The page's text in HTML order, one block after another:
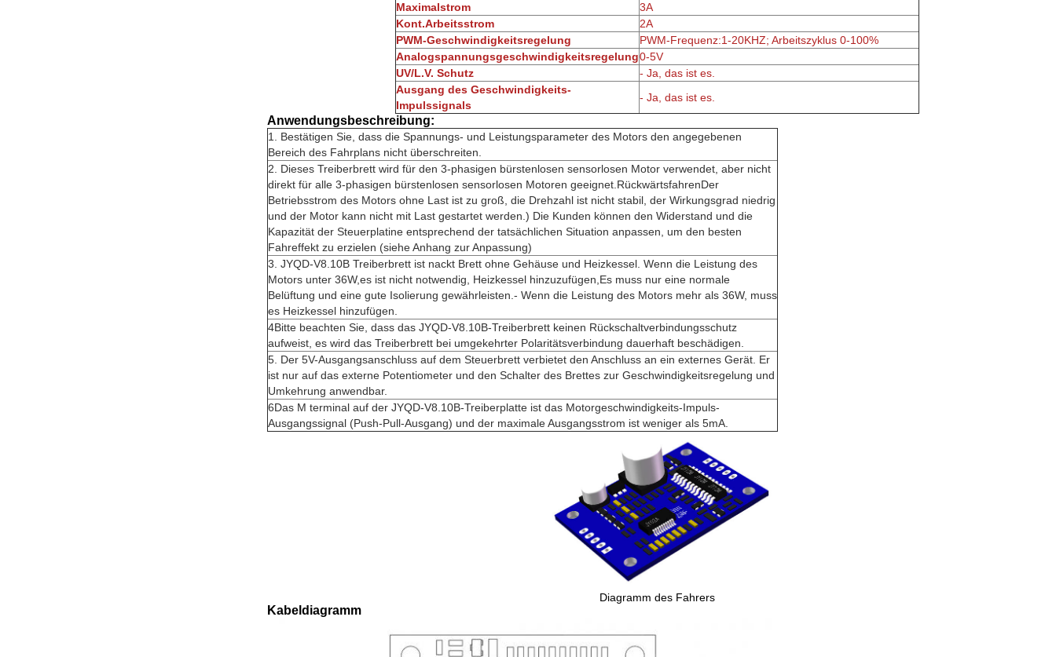
Maximalstrom
3A
Kont.Arbeitsstrom
2A
PWM-Geschwindigkeitsregelung
PWM-Frequenz:1-20KHZ; Arbeitszyklus 0-100%
Analogspannungsgeschwindigkeitsregelung0-5V
UV/L.V. Schutz
- Ja, das ist es.
Ausgang des Geschwindigkeits-
Impulssignals
- Ja, das ist es.
Anwendungsbeschreibung:
1. Bestätigen Sie, dass die Spannungs- und Leistungsparameter des Motors den angegebenen
Bereich des Fahrplans nicht überschreiten.
2. Dieses Treiberbrett wird für den 3-phasigen bürstenlosen sensorlosen Motor verwendet, aber nicht
direkt für alle 3-phasigen bürstenlosen sensorlosen Motoren geeignet.RückwärtsfahrenDer
Betriebsstrom des Motors ohne Last ist zu groß, die Drehzahl ist nicht stabil, der Wirkungsgrad niedrig
und der Motor kann nicht mit Last gestartet werden.) Die Kunden können den Widerstand und die
Kapazität der Steuerplatine entsprechend der tatsächlichen Situation anpassen, um den besten
Fahreffekt zu erzielen (siehe Anhang zur Anpassung)
3. JYQD-V8.10B Treiberbrett ist nackt Brett ohne Gehäuse und Heizkessel. Wenn die Leistung des
Motors unter 36W,es ist nicht notwendig, Heizkessel hinzuzufügen,Es muss nur eine normale
Belüftung und eine gute Isolierung gewährleisten.- Wenn die Leistung des Motors mehr als 36W, muss
es Heizkessel hinzufügen.
4Bitte beachten Sie, dass das JYQD-V8.10B-Treiberbrett keinen Rückschaltverbindungsschutz
aufweist, es wird das Treiberbrett bei umgekehrter Polaritätsverbindung dauerhaft beschädigen.
5. Der 5V-Ausgangsanschluss auf dem Steuerbrett verbietet den Anschluss an ein externes Gerät. Er
ist nur auf das externe Potentiometer und den Schalter des Brettes zur Geschwindigkeitsregelung und
Umkehrung anwendbar.
6Das M terminal auf der JYQD-V8.10B-Treiberplatte ist das Motorgeschwindigkeits-Impuls-
Ausgangssignal (Push-Pull-Ausgang) und der maximale Ausgangsstrom ist weniger als 5mA.
Diagramm des Fahrers
Kabeldiagramm